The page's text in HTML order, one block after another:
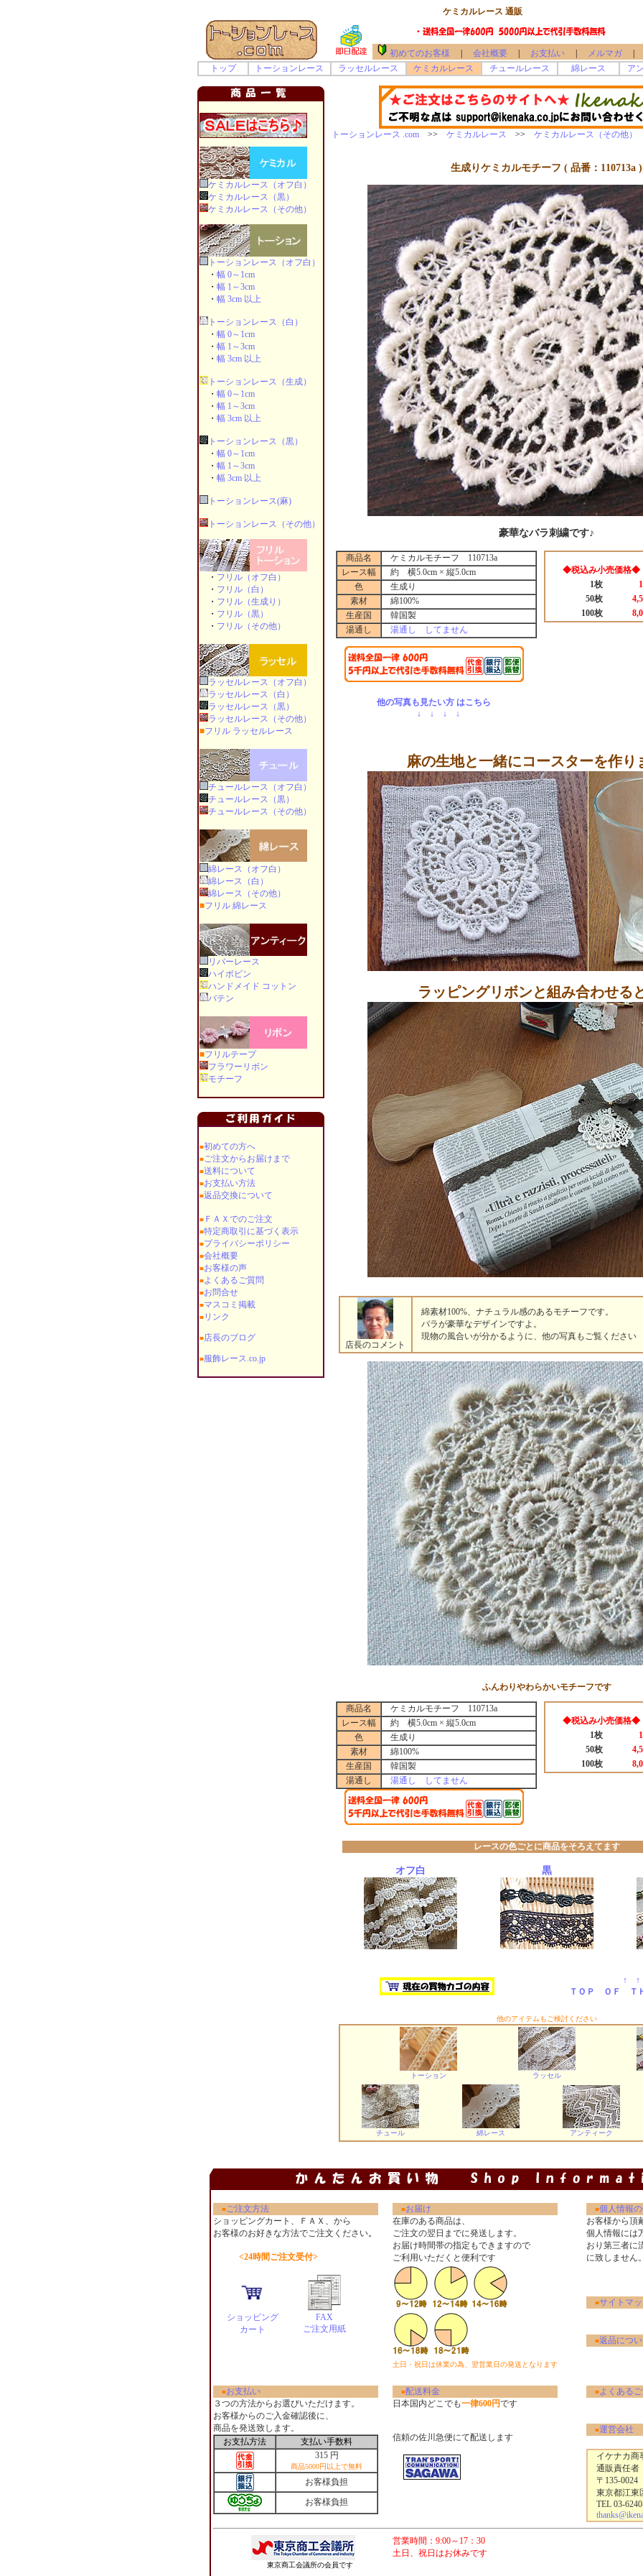
ケミカルレース 通販
初めてのお客様 会社概要| お支払い| メルマガ|
トップ
トーションレース ラッセルレース ケミカルレース チュールレース 綿レース ア
ケミカルレース（オフ白）
ケミカルレース（黒）
ケミカルレース（その他）
トーションレース（オフ白）
・ 幅 0～1cm
・ 幅 1～3cm
・ 幅 3cm 以上
トーションレース（白）
・ 幅 0～1cm
・ 幅 1～3cm
・ 幅 3cm 以上
トーションレース（生成）
・ 幅 0～1cm
・ 幅 1～3cm
・ 幅 3cm 以上
トーションレース（黒）
・ 幅 0～1cm
・ 幅 1～3cm
・ 幅 3cm 以上
トーションレース(麻)
トーションレース（その他）
・ フリル（オフ白）
・ フリル（白）
・ フリル（生成り）
・ フリル（黒）
・ フリル（その他）
ラッセルレース（オフ白）
ラッセルレース（白）
ラッセルレース（黒）
ラッセルレース（その他）
■フリル ラッセルレース
チュールレース（オフ白）
チュールレース（黒）
チュールレース（その他）
綿レース（オフ白）
綿レース（白）
綿レース（その他）
■フリル 綿レース
リバーレース
ハイボビン
ハンドメイド コットン
バテン
■フリルテープ
フラワーリボン
モチーフ
■初めての方へ
■ご注文からお届けまで
■送料について
■お支払い方法
■返品交換について
■ＦＡＸでのご注文
■特定商取引に基づく表示
■プライバシーポリシー
■会社概要
■お客様の声
■よくあるご質問
■お問合せ
■マスコミ掲載
■リンク
■店長のブログ
■服飾レース.co.jp
トーションレース .com>> ケミカルレース >> ケミカルレース（その他）
生成りケミカルモチーフ ( 品番：110713a )
豪華なバラ刺繍です♪
商品名
ケミカルモチーフ 110713a
レース幅
約 横5.0cm × 縦5.0cm
色
生成り
素材
綿100%
生産国
韓国製
湯通し
湯通し してません
◆税込み小売価格◆
1枚
50枚
100枚
他の写真も見たい方 はこちら
↓ ↓ ↓ ↓
麻の生地と一緒にコースターを作り
ラッピングリボンと組み合わせる
店長のコメント
綿素材100%、ナチュラル感のあるモチーフです。
バラが豪華なデザインですよ。
現物の風合いが分かるように、他の写真もご覧くださ
ふんわりやわらかいモチーフです
商品名
ケミカルモチーフ 110713a
レース幅
約 横5.0cm × 縦5.0cm
色
生成り
素材
綿100%
生産国
韓国製
湯通し
湯通し してません
◆税込み小売価格◆
1枚
50枚
100枚
レースの色ごとに商品をそろえてます
オフ白 黒
↑
ＴＯＰ ＯＦ Ｔ
他のアイテムもご検討ください
トーション ラッセル
チュール 綿レース アンティーク
■ご注文方法 ■お届け ■個人情報
ショッピングカート、ＦＡＸ、から
お客様のお好きな方法でご注文ください。
<24時間ご注文受付>
ショッピング
カート
FAX
ご注文用紙
在庫のある商品は、
ご注文の翌日までに発送します。
お届け時間帯の指定もできますので
ご利用いただくと便利です
土日・祝日は休業の為、翌営業日の発送となります
お客様から頂
個人情報には
おり第三者に
に致しません
■サイトマ
■返品につ
■お支払い
３つの方法からお選びいただけます。
お客様からのご入金確認後に、
商品を発送致します。
お支払方法
支払い手数料
315 円
商品5000円以上で無料
お客様負担
お客様負担
■配送料金
日本国内どこでも一律600円です
信頼の佐川急便にて配送します
■よくある
■運営会社
イケナカ商
通販責任
〒135-0024
東京都江東
TEL 03-
東京商工会議所の会員です
営業時間：9:00～17：30
土日、祝日はお休みです